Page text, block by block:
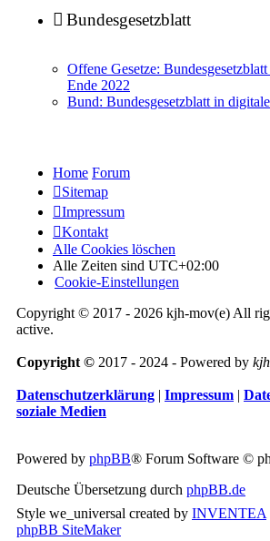
Bundesgesetzblatt
Offene Gesetze:
Ende 2022
Bund: Bundesgesetzblatt in
Home Forum
Sitemap
Impressum
Kontakt
Alle Cookies löschen
Alle Zeiten sind UTC+02:00
Cookie-Einstellungen
Copyright © 2017 - 2026 kjh-mov(e) All
active.
Copyright © 2017 - 2024 - Powered by
Datenschutzerklärung | Impressum |
soziale Medien
Powered by phpBB® Forum Software ©
Deutsche Übersetzung durch phpBB.de
Style we_universal created by INVENTEA
phpBB SiteMaker